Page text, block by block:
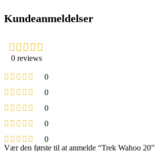
Kundeanmeldelser
0 reviews
0
0
0
0
0
Vær den første til at anmelde “Trek Wahoo 20”